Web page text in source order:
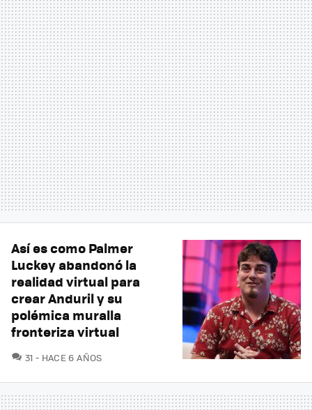
Así es como Palmer
Luckey abandonó la
realidad virtual para
crear Anduril y su
polémica muralla
fronteriza virtual
31 COMENTARIOS
HACE 6 AÑOS